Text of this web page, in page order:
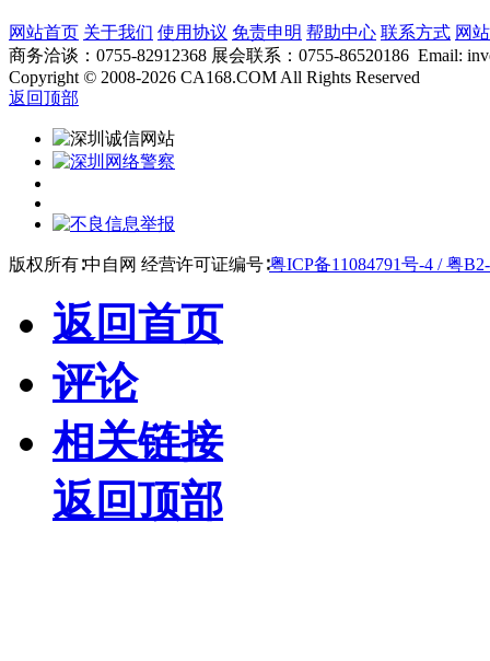
网站首页 关于我们 使用协议 免责申明 帮助中心 联系方式 网
商务洽谈：0755-82912368 展会联系：0755-86520186 Email:
Copyright © 2008-2026 CA168.COM All Rights Reserved
返回顶部
版权所有∶中自网 经营许可证编号∶粤ICP备11084791号-4 / 粤
返回首页
评论
相关链接
返回顶部